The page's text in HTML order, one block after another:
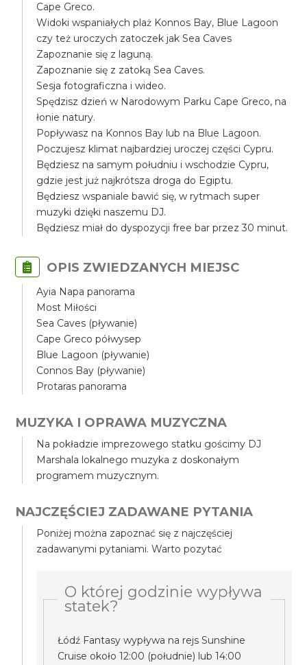
Cape Greco.
Widoki wspaniałych plaż Konnos Bay, Blue Lagoon
czy też uroczych zatoczek jak Sea Caves
Zapoznanie się z laguną.
Zapoznanie się z zatoką Sea Caves.
Sesja fotograficzna i wideo.
Spędzisz dzień w Narodowym Parku Cape Greco, na
łonie natury.
Popływasz na Konnos Bay lub na Blue Lagoon.
Poczujesz klimat najbardziej uroczej części Cypru.
Będziesz na samym południu i wschodzie Cypru,
gdzie jest już najkrótsza droga do Egiptu.
Będziesz wspaniale bawić się, w rytmach super
muzyki dzięki naszemu DJ.
Będziesz miał do dyspozycji free bar przez 30 minut.
OPIS ZWIEDZANYCH MIEJSC
Ayia Napa panorama
Most Miłości
Sea Caves (pływanie)
Cape Greco półwysep
Blue Lagoon (pływanie)
Connos Bay (pływanie)
Protaras panorama
MUZYKA I OPRAWA MUZYCZNA
Na pokładzie imprezowego statku gościmy DJ
Marshala lokalnego muzyka z doskonałym
programem muzycznym.
NAJCZĘŚCIEJ ZADAWANE PYTANIA
Poniżej można zapoznać się z najczęściej
zadawanymi pytaniami. Warto pozytać
O której godzinie wypływa
statek?
Łódź Fantasy wypływa na rejs Sunshine
Cruise około 12:00 (południe) lub 14:00